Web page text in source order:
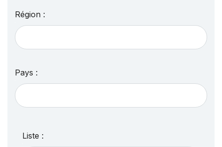
Région :
Pays :
Liste :